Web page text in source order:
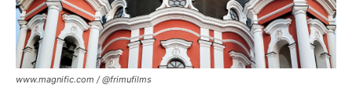
www.magnific.com / @frimufilms